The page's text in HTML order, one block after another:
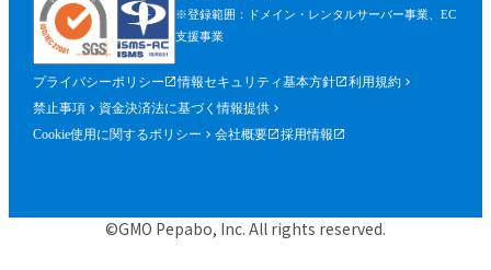
※登録範囲：ドメイン・レンタルサーバー事業、EC
支援事業
プライバシーポリシー 情報セキュリティ基本方針
利用規約
禁止事項
資金決済法に基づく情報提供
Cookie使用に関するポリシー
会社概要 採用情報
©GMO Pepabo, Inc. All rights reserved.